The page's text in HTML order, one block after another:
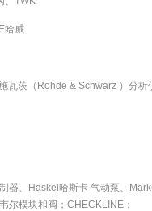
哈威
瓦茨（Rohde & Schwarz ）分析
器、Haskel哈斯卡 气动泵、
尔模块和阀；CHECKLINE；